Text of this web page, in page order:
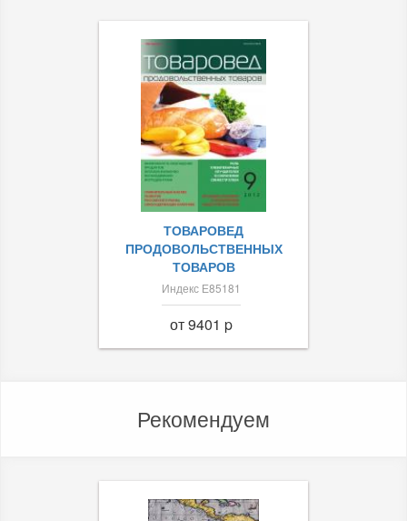
ТОВАРОВЕД
ПРОДОВОЛЬСТВЕННЫХ
ТОВАРОВ
Индекс Е85181
от 9401 p
Рекомендуем